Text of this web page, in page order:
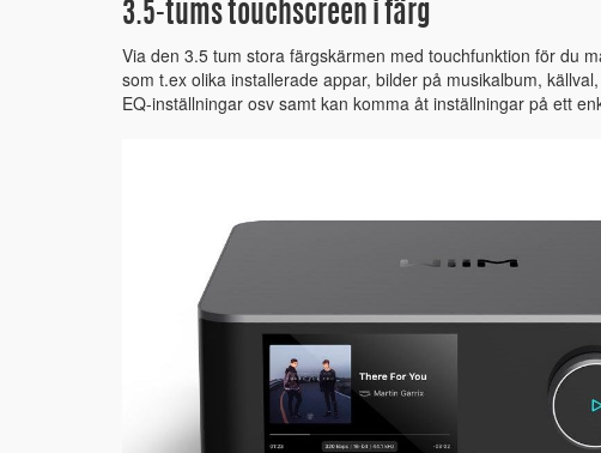
3.5-tums touchscreen i färg
Via den 3.5 tum stora färgskärmen med touchfunktion för du
som t.ex olika installerade appar, bilder på musikalbum,
EQ-inställningar osv samt kan komma åt inställningar på ett